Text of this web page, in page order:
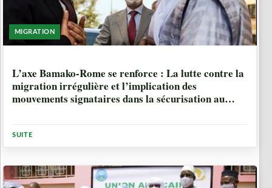
MIGRATION
L’axe Bamako-Rome se renforce : La lutte contre la
migration irrégulière et l’implication des
mouvements signataires dans la sécurisation au
SUITE